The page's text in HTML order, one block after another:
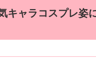
キャラコスプレ姿